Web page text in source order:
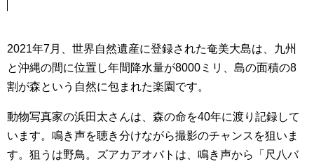
2021年7月、世界自然遺産に登録された奄美大島は、九州
と沖縄の間に位置し年間降水量が8000ミリ、島の面積の8
割が森という自然に包まれた楽園です。
動物写真家の浜田太さんは、森の命を40年に渡り記録して
います。鳴き声を聴き分けながら撮影のチャンスを狙いま
す。狙うは野鳥。ズアカアオバトは、鳴き声から「尺八バ